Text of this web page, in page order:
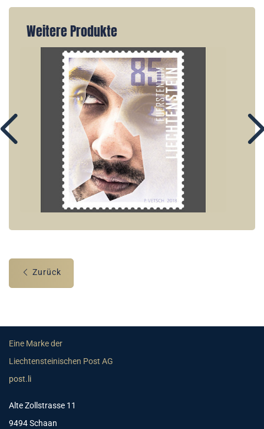
Weitere Produkte
Zurück
Eine Marke der
Liechtensteinischen Post AG
post.li
Alte Zollstrasse 11
9494 Schaan